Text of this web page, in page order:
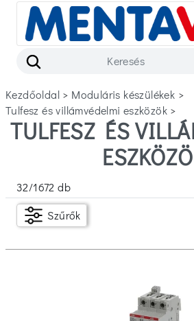
Kezdőoldal> moduláris készülékek >
tulfesz és villámvédelmi eszközök >
Szűrők
Készleten
Ár
TULFESZ ÉS VILLÁMVÉDELMI
32/1672 db
Szűrők